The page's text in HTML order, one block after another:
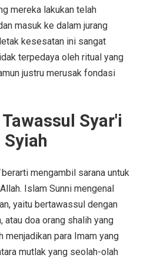
mereka lakukan telah
masuk ke dalam jurang
kesesatan ini sangat
terpedaya oleh ritual yang
justru merusak fondasi
Syar'i
berarti mengambil sarana untuk
Islam Sunni mengenal
yaitu bertawassul dengan
atau doa orang shalih yang
menjadikan para Imam yang
mutlak yang seolah-olah